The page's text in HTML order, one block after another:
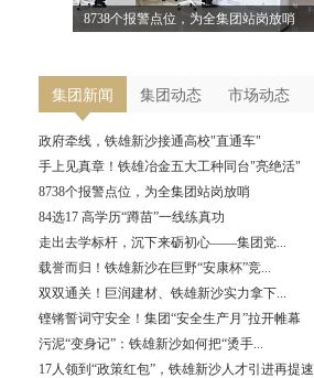
8738个报警点位，为全集团站岗放哨
集团新闻 集团动态 市场动态
政府牵线，铁雄新沙接通高校"直通车"
手上见真章！铁雄冶金五大工种同台"亮绝活"
8738个报警点位，为全集团站岗放哨
84选17 高学历“蹲苗”一线练真功
走出去学标杆，沉下来砺初心——集团党...
载誉而归！铁雄新沙在巨野“安康杯”竞...
双双通关！巨润建材、铁雄新沙实力拿下...
铿锵誓词守安全！集团“安全生产月”拉开帷幕
污泥“变身记”：铁雄新沙如何把“烫手...
17人领到“政策红包”，铁雄新沙人才引进再提速